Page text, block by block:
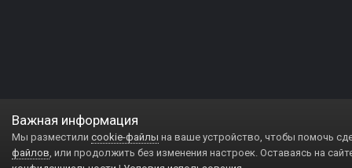
Важная информация
Мы разместили cookie-файлы на ваше устройство, чтобы помочь
файлов, или продолжить без изменения настроек. Оставаясь на